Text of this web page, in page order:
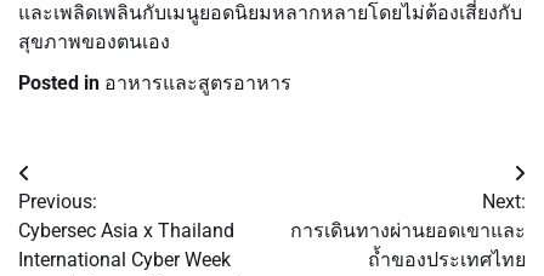
และเพลิดเพลินกับเมนูยอดนิยมหลากหลายโดยไม่ต้องเสี่ยงกับ
สุขภาพของตนเอง
Posted in อาหารและสูตรอาหาร
Post
navigation
Previous:
Cybersec Asia x Thailand
International Cyber ​​Week
Next:
การเดินทางผ่านยอดเขาและ
ถ้ำของประเทศไทย